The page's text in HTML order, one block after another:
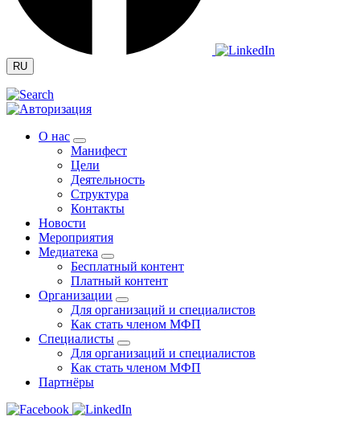
RU
О нас
Манифест
Цели
Деятельность
Структура
Контакты
Новости
Мероприятия
Медиатека
Бесплатный контент
Платный контент
Организации
Для организаций и специалистов
Как стать членом МФП
Специалисты
Для организаций и специалистов
Как стать членом МФП
Партнёры